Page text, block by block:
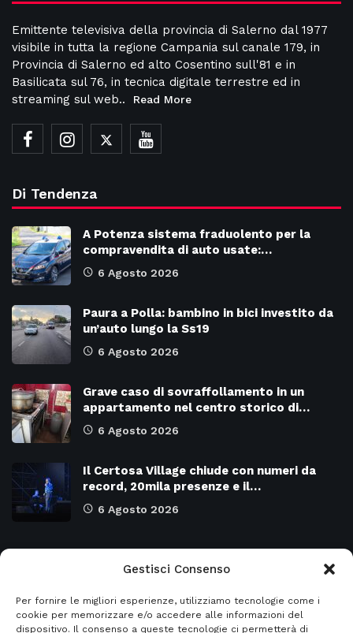
Gestisci Consenso
Per fornire le migliori esperienze, utilizziamo tecnologie come i
cookie per memorizzare e/o accedere alle informazioni del
dispositivo. Il consenso a queste tecnologie ci permetterà di
Emittente televisiva della provincia di Salerno dal 1977
visibile in tutta la regione Campania sul canale 179, in
Provincia di Salerno ed alto Cosentino sull'81 e in
Basilicata sul 76, in tecnica digitale terrestre ed in
streaming sul web..
Read More
Di Tendenza
A Potenza sistema fraduolento per la
compravendita di auto usate:…
6 Agosto 2026
Paura a Polla: bambino in bici investito da
un’auto lungo la Ss19
6 Agosto 2026
Grave caso di sovraffollamento in un
appartamento nel centro storico di…
6 Agosto 2026
Il Certosa Village chiude con numeri da
record, 20mila presenze e il…
6 Agosto 2026
Attualità 8966 SALERNO e Provincia 4128